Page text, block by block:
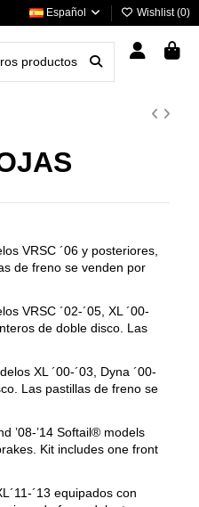
Español Wishlist (0)
VRSC ´06 y posteriores,
de freno se venden por
VRSC ´02-´05, XL ´00-
de doble disco. Las
XL ´00-´03, Dyna ´00-
Las pastillas de freno se
’08-’14 Softail® models
Kit includes one front
´13 equipados con